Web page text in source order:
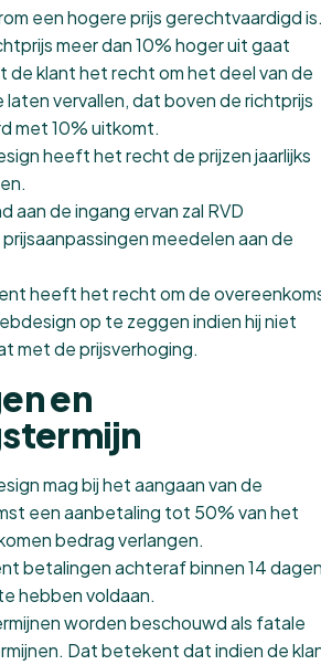
een hogere prijs gerechtvaardigd
meer dan 10% hoger uit gaat
de klant het recht om het deel van de
vervallen, dat boven de richtprijs
met 10% uitkomt.
heeft het recht de prijzen jaarlijks
aan de ingang ervan zal RVD
meedelen aan de
heeft het recht om de
op te zeggen indien hij niet
met de prijsverhoging.
en
mag bij het aangaan van de
een aanbetaling tot 50% van het
bedrag verlangen.
betalingen achteraf binnen 14
hebben voldaan.
worden beschouwd als fatale
Dat betekent dat indien de